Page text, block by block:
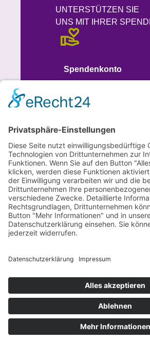
UNTERSTÜTZEN SIE
UNS MIT IHRER
Spendenkonto
DE93 7015 0000 1008
Jahresberichte